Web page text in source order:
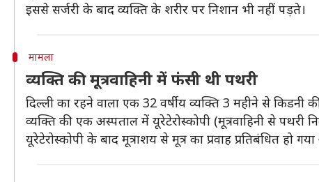
इससे सर्जरी के बाद व्यक्ति के शरीर पर निशान भी नहीं पड़ते।
मामला
व्यक्ति की मूत्रवाहिनी में फंसी थी पथरी
दिल्ली का रहने वाला एक 32 वर्षीय व्यक्ति 3 महीने से किडनी
व्यक्ति की एक अस्पताल में यूरेटेरोस्कोपी (मूत्रवाहिनी से पथरी
यूरेटेरोस्कोपी के बाद मूत्राशय से मूत्र का प्रवाह प्रतिबंधित हो